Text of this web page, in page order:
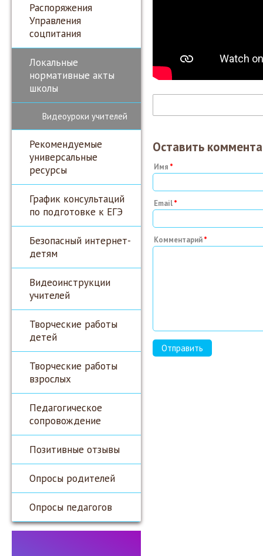
Распоряжения
Управления
соцпитания
Локальные
нормативные акты
школы
Видеоуроки учителей
Рекомендуемые
универсальные
ресурсы
График консультаций
по подготовке к ЕГЭ
Безопасный интернет-
детям
Видеоинструкции
учителей
Творческие работы
детей
Творческие работы
взрослых
Педагогическое
сопровождение
Позитивные отзывы
Опросы родителей
Опросы педагогов
Оставить
Имя
Email
Комментарий